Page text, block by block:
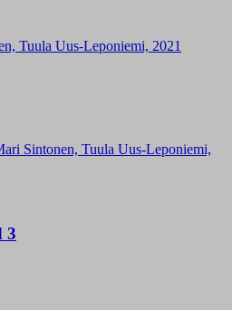
Tuula Uus-Leponiemi, 2021
Sintonen, Tuula Uus-Leponiemi,
3